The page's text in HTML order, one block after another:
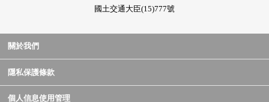
國土交通大臣(15)777號
關於我們
隱私保護條款
個人信息使用管理